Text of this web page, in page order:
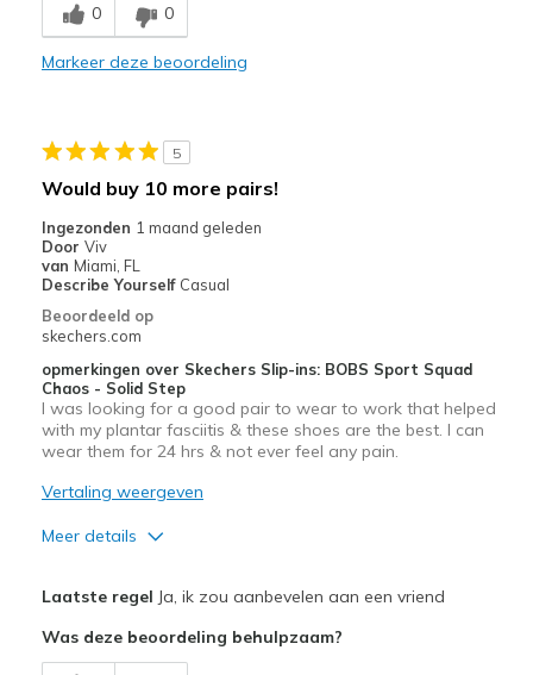
Comfortable
Casual Wear
Special Occasions
View On Shoes
Shoes are for Wearing
0 0
Markeer deze beoordeling
5
Would buy 10 more pairs!
Ingezonden 1 maand geleden
Door Viv
van Miami, FL
Describe Yourself Casual
Beoordeeld op
skechers.com
opmerkingen over Skechers Slip-ins: BOBS Sport Squad
Chaos - Solid Step
I was looking for a good pair to wear to work that helped
with my plantar fasciitis & these shoes are the best. I can
wear them for 24 hrs & not ever feel any pain.
Vertaling weergeven
Meer details
Durable
Laatste regel Ja, ik zou aanbevelen aan een vriend
Was deze beoordeling behulpzaam?